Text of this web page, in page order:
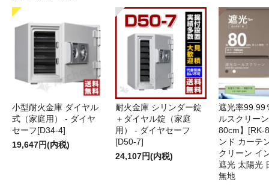
小型耐火金庫 ダイヤル
式（家庭用） - ダイヤ
セーフ[D34-4]
19,647円(内税)
耐火金庫 シリンダー錠
＋ダイヤル錠（家庭
用） - ダイヤセーフ
[D50-7]
24,107円(内税)
遮光率99.99
ルスクリー
80cm】[RK-
ンド カーテ
クリーン イ
遮光 太陽光
無地